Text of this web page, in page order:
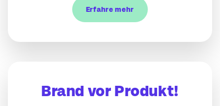
Erfahre mehr
Brand vor Produkt!